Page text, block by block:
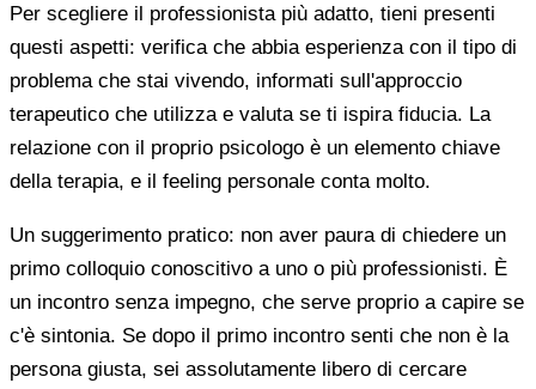
Per scegliere il professionista più adatto, tieni presenti
questi aspetti: verifica che abbia esperienza con il tipo di
problema che stai vivendo, informati sull'approccio
terapeutico che utilizza e valuta se ti ispira fiducia. La
relazione con il proprio psicologo è un elemento chiave
della terapia, e il feeling personale conta molto.
Un suggerimento pratico: non aver paura di chiedere un
primo colloquio conoscitivo a uno o più professionisti. È
un incontro senza impegno, che serve proprio a capire se
c'è sintonia. Se dopo il primo incontro senti che non è la
persona giusta, sei assolutamente libero di cercare